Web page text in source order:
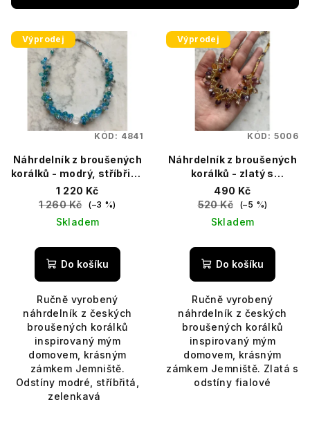
r
o
d
V
ý
o
d
Výprodej
Náhrdelník z broušených
korálků - modrý, stříbřitý,
46 cm s prodlužovacím
řetízkem
1 220 Kč
1 260 Kč
(–3 %)
Skladem
Do košíku
Ručně vyrobený
náhrdelník z českých
broušených korálků
inspirovaný mým
domovem, krásným
zámkem Jemniště.
Odstíny modré, stříbřitá,
zelenkavá
KÓD: 4841
Výprodej
Náhrdelník z broušených
korálků - zlatý s
fialovými odstíny, 41 cm
490 Kč
520 Kč
(–5 %)
Skladem
Do košíku
Ručně vyrobený
náhrdelník z českých
broušených korálků
inspirovaný mým
domovem, krásným
zámkem Jemniště. Zlatá s
odstíny fialové
KÓD: 5006